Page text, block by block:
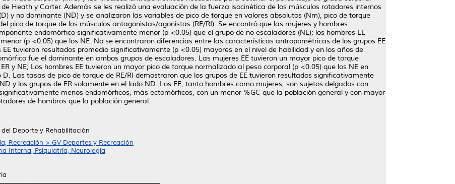
Heath y Carter. Además se les realizó una evaluación de la fuerza isocinética de los músculos rotadores internos
y no dominante (ND) y se analizaron las variables de pico de torque en valores absolutos (Nm), pico de torque
pico de torque de los músculos antagonistas/agonistas (RE/RI). Se encontró que las mujeres y hombres
endomórfico significativamente menor (p <0.05) que el grupo de no escaladores (NE); los hombres EE
(p <0.05) que los NE. No se encontraron diferencias entre las características antropométricas de los grupos EE
tuvieron resultados promedio significativamente (p <0.05) mayores en el nivel de habilidad y en los años de
fue el dominante en ambos grupos de escaladores. Las mujeres EE tuvieron un mayor pico de torque
y NE; Los hombres EE tuvieron un mayor pico de torque normalizado al peso corporal (p <0.05) que los NE en
Las tasas de pico de torque de RE/RI demostraron que los grupos de EE tuvieron resultados significativamente
y los grupos de ER solamente en el lado ND. Los EE, tanto hombres como mujeres, son sujetos delgados con
menos endomórficos, más ectomórficos, con un menor %GC que la población general y con mayor
de hombros que la población general.
Deporte y Rehabilitación
Recreación > GV Deportes y Recreación
Interna, Psiquiatría, Neurología